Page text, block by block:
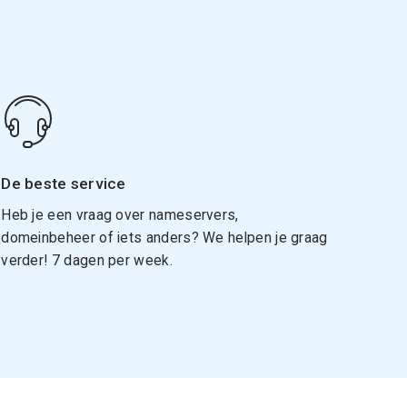
De beste service
Heb je een vraag over nameservers,
domeinbeheer of iets anders? We helpen je graag
verder! 7 dagen per week.